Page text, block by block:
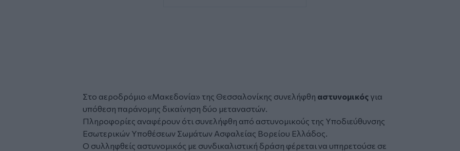
Στο αεροδρόμιο «Μακεδονία» της Θεσσαλονίκης συνελήφθη αστυνομικός για
υπόθεση παράνομης δικαίνηση δύο μεταναστών.
Πληροφορίες αναφέρουν ότι συνελήφθη από αστυνομικούς της Υποδιεύθυνσης
Εσωτερικών Υποθέσεων Σωμάτων Ασφαλείας Βορείου Ελλάδος.
Ο συλληφθείς αστυνομικός με συνδικαλιστική δράση φέρεται να υπηρετούσε σε